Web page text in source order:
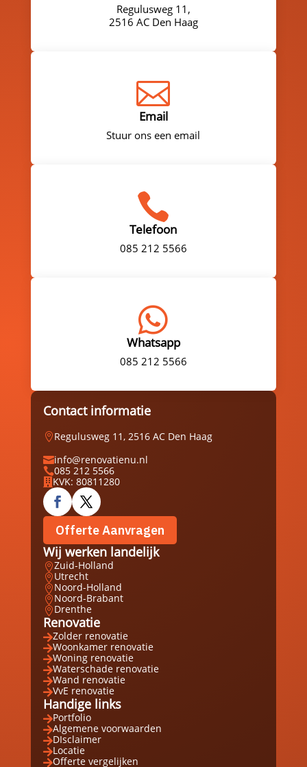
Regulusweg 11,
2516 AC Den Haag

Email
Stuur ons een email

Telefoon
085 212 5566

Whatsapp
085 212 5566
Contact informatie
Regulusweg 11, 2516 AC Den Haag
info@renovatienu.nl
085 212 5566
 KVK: 80811280
Offerte Aanvragen
Wij werken landelijk
Zuid-Holland
Utrecht
Noord-Holland
Noord-Brabant
Drenthe
Renovatie
Zolder renovatie
Woonkamer renovatie
Woning renovatie
Waterschade renovatie
Wand renovatie
VvE renovatie
Handige links
Portfolio
Algemene voorwaarden
DIsclaimer
Locatie
Offerte vergelijken